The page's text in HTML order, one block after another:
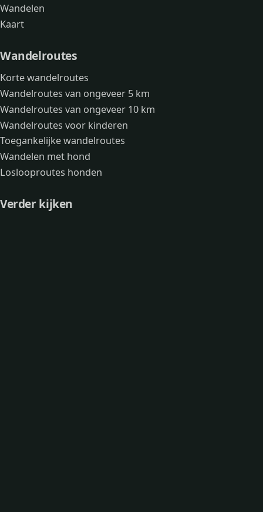
Wandelen
Kaart
Wandelroutes
Korte wandelroutes
Wandelroutes van ongeveer 5 km
Wandelroutes van ongeveer 10 km
Wandelroutes voor kinderen
Toegankelijke wandelroutes
Wandelen met hond
Loslooproutes honden
Verder kijken